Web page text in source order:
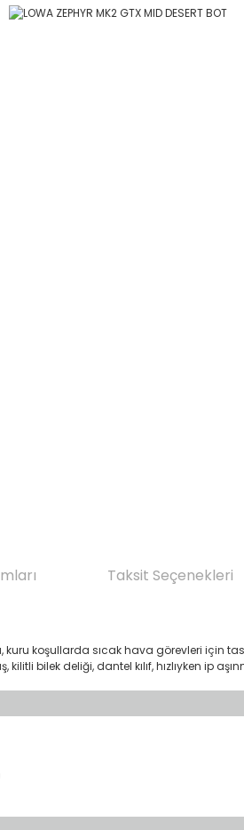
Taksit Seçenekleri
koşullarda sıcak hava görevleri için
bilek deliği, dantel kılıf, hızlıyken ip